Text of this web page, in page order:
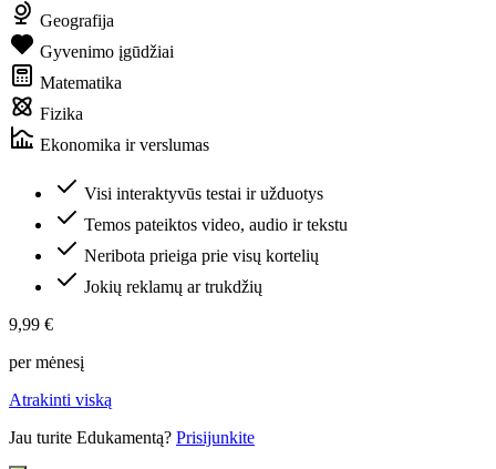
Geografija
Gyvenimo įgūdžiai
Matematika
Fizika
Ekonomika ir verslumas
Visi interaktyvūs testai ir užduotys
Temos pateiktos video, audio ir tekstu
Neribota prieiga prie visų kortelių
Jokių reklamų ar trukdžių
9,99 €
per mėnesį
Atrakinti viską
Jau turite Edukamentą? Prisijunkite